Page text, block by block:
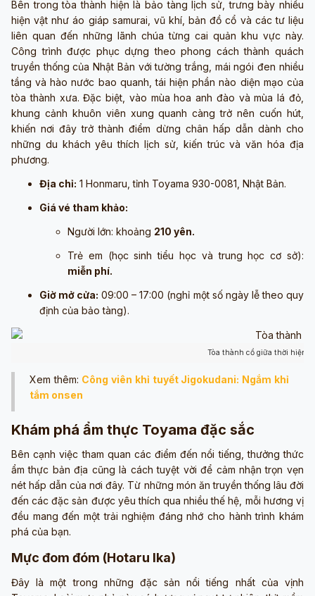
Bên trong tòa thành hiện là bảo tàng lịch sử, trưng bày nhiều
hiện vật như áo giáp samurai, vũ khí, bản đồ cổ và các tư liệu
liên quan đến những lãnh chúa từng cai quản khu vực này.
Công trình được phục dựng theo phong cách thành quách
truyền thống của Nhật Bản với tường trắng, mái ngói đen nhiều
tầng và hào nước bao quanh, tái hiện phần nào diện mạo của
tòa thành xưa. Đặc biệt, vào mùa hoa anh đào và mùa lá đỏ,
khung cảnh khuôn viên xung quanh càng trở nên cuốn hút,
khiến nơi đây trở thành điểm dừng chân hấp dẫn dành cho
những du khách yêu thích lịch sử, kiến trúc và văn hóa địa
phương.
Địa chỉ: 1 Honmaru, tỉnh Toyama 930-0081, Nhật Bản.
Giá vé tham khảo:
Người lớn: khoảng 210 yên.
Trẻ em (học sinh tiểu học và trung học cơ sở):
miễn phí.
Giờ mở cửa: 09:00 – 17:00 (nghỉ một số ngày lễ theo quy
định của bảo tàng).
Tòa thành cổ giữa thời hiện
Xem thêm: Công viên khỉ tuyết Jigokudani: Ngắm khỉ
tắm onsen
Khám phá ẩm thực Toyama đặc sắc
Bên cạnh việc tham quan các điểm đến nổi tiếng, thưởng thức
ẩm thực bản địa cũng là cách tuyệt vời để cảm nhận trọn vẹn
nét hấp dẫn của nơi đây. Từ những món ăn truyền thống lâu đời
đến các đặc sản được yêu thích qua nhiều thế hệ, mỗi hương vị
đều mang đến một trải nghiệm đáng nhớ cho hành trình khám
phá của bạn.
Mực đom đóm (Hotaru Ika)
Đây là một trong những đặc sản nổi tiếng nhất của vịnh